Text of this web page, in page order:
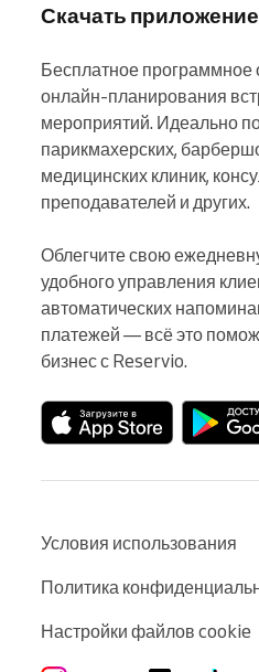
Скачать
Бесплатное программное
онлайн-планирования
мероприятий. Идеально
парикмахерских,
медицинских клиник,
преподавателей и других.
Облегчите свою
удобного управления
автоматических
платежей — всё это
бизнес с Reservio.
Условия использования
Политика
Настройки файлов cookie